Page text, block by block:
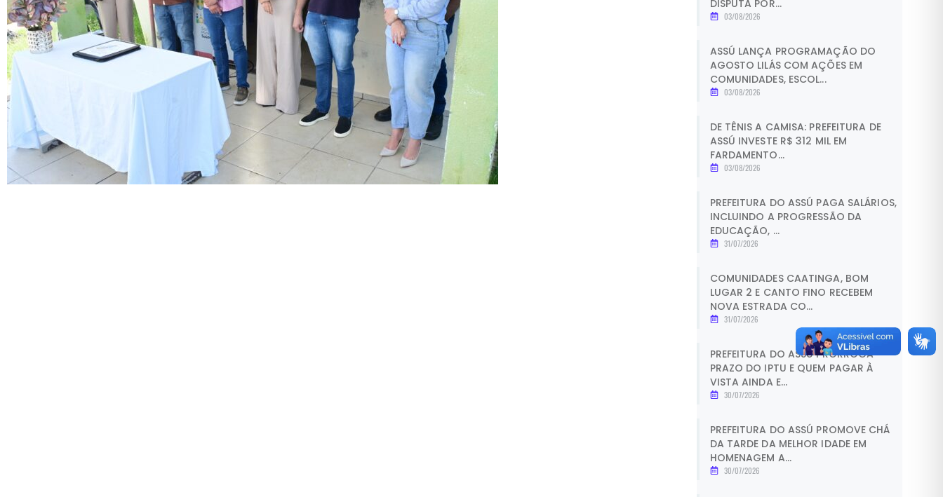
DISPUTA POR...
03/08/2026
ASSÚ LANÇA PROGRAMAÇÃO DO
AGOSTO LILÁS COM AÇÕES EM
COMUNIDADES, ESCOL...
03/08/2026
DE TÊNIS A CAMISA: PREFEITURA DE
ASSÚ INVESTE R$ 312 MIL EM
FARDAMENTO...
03/08/2026
PREFEITURA DO ASSÚ PAGA SALÁRIOS,
INCLUINDO A PROGRESSÃO DA
EDUCAÇÃO, ...
31/07/2026
COMUNIDADES CAATINGA, BOM
LUGAR 2 E CANTO FINO RECEBEM
NOVA ESTRADA CO...
31/07/2026
PREFEITURA DO ASSÚ PRORROGA
PRAZO DO IPTU E QUEM PAGAR À
VISTA AINDA E...
30/07/2026
PREFEITURA DO ASSÚ PROMOVE CHÁ
DA TARDE DA MELHOR IDADE EM
HOMENAGEM A...
30/07/2026